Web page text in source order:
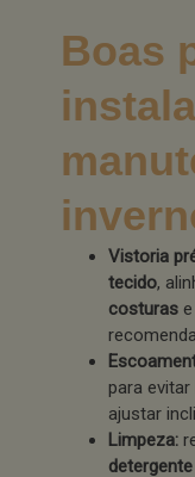
Boas
Vistoria
tecido,
costuras e
para
ajustar
Limpeza: